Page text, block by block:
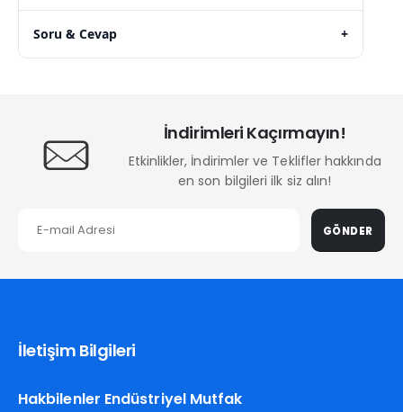
Soru & Cevap +
İndirimleri Kaçırmayın!
Etkinlikler, İndirimler ve Teklifler hakkında
en son bilgileri ilk siz alın!
GÖNDER
İletişim Bilgileri
Hakbilenler Endüstriyel Mutfak